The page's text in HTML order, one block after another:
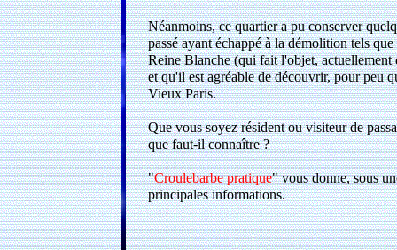
Néanmoins, ce quartier a pu conserver
passé ayant échappé à la démolition tels
Reine Blanche (qui fait l'objet, actuellement
et qu'il est agréable de découvrir, pour peu
Vieux Paris.
Que vous soyez résident ou visiteur de
que faut-il connaître ?
"Croulebarbe pratique" vous donne, sous
principales informations.